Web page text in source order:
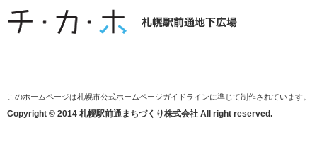
このホームページは札幌市公式ホームページガイドラインに準じて制作されています。
Copyright © 2014 札幌駅前通まちづくり株式会社 All right reserved.